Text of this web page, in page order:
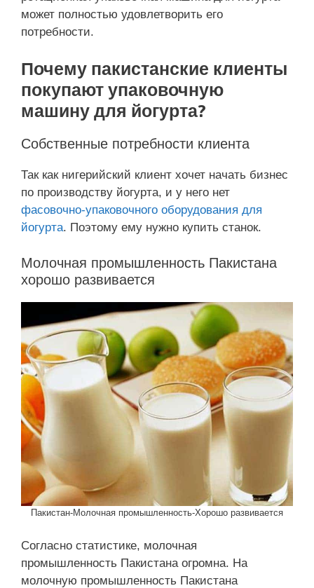
может полностью удовлетворить его
потребности.
Почему пакистанские клиенты
покупают упаковочную
машину для йогурта?
Собственные потребности клиента
Так как нигерийский клиент хочет начать бизнес
по производству йогурта, и у него нет
фасовочно-упаковочного оборудования для
йогурта. Поэтому ему нужно купить станок.
Молочная промышленность Пакистана
хорошо развивается
Пакистан-Молочная промышленность-Хорошо развивается
Согласно статистике, молочная
промышленность Пакистана огромна. На
молочную промышленность Пакистана